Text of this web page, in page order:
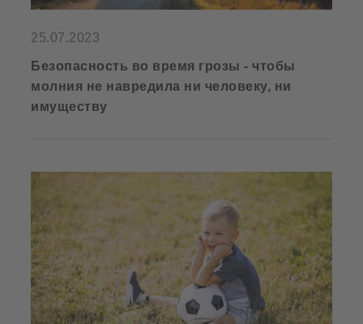
25.07.2023
Безопасность во время грозы - чтобы
молния не навредила ни человеку, ни
имуществу